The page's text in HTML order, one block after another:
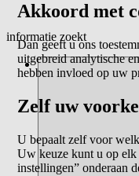
informatie zoekt
Akkoord met
Dan geeft u ons
uitgebreid analytische
hebben invloed op uw
Zelf uw
U bepaalt zelf voor
Uw keuze kunt u op
instellingen” onderaan